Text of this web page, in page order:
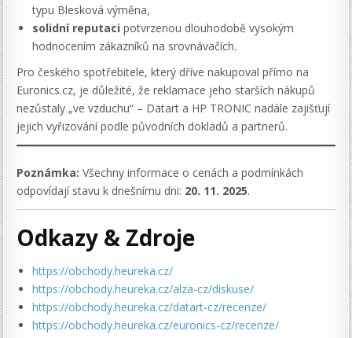
typu Blesková výměna,
solidní reputaci potvrzenou dlouhodobě vysokým
hodnocením zákazníků na srovnávačích.
Pro českého spotřebitele, který dříve nakupoval přímo na
Euronics.cz, je důležité, že reklamace jeho starších nákupů
nezůstaly „ve vzduchu“ – Datart a HP TRONIC nadále zajišťují
jejich vyřizování podle původních dokladů a partnerů.
Poznámka: Všechny informace o cenách a podmínkách
odpovídají stavu k dnešnímu dni: 20. 11. 2025.
Odkazy & Zdroje
https://obchody.heureka.cz/
https://obchody.heureka.cz/alza-cz/diskuse/
https://obchody.heureka.cz/datart-cz/recenze/
https://obchody.heureka.cz/euronics-cz/recenze/